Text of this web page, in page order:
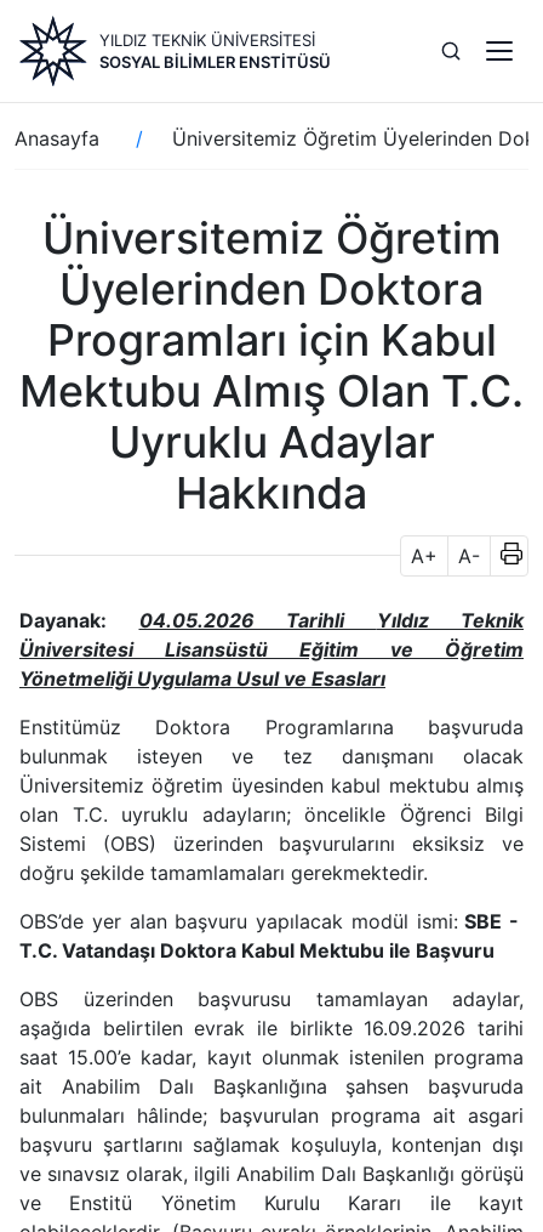
içeriğe
atla
YILDIZ TEKNİK ÜNİVERSİTESİ
SOSYAL BILIMLER ENSTITÜSÜ
Sayfa
yolu
Anasayfa Üniversitemiz Öğretim Üyelerinden
Üniversitemiz Öğretim
Üyelerinden Doktora
Programları için Kabul
Mektubu Almış Olan T.C.
Uyruklu Adaylar
Hakkında
A+ A-
Dayanak: 04.05.2026 Tarihli Yıldız Teknik
Üniversitesi Lisansüstü Eğitim ve Öğretim
Yönetmeliği Uygulama Usul ve Esasları
Enstitümüz Doktora Programlarına başvuruda
bulunmak isteyen ve tez danışmanı olacak
Üniversitemiz öğretim üyesinden kabul mektubu almış
olan T.C. uyruklu adayların; öncelikle Öğrenci Bilgi
Sistemi (OBS) üzerinden başvurularını eksiksiz ve
doğru şekilde tamamlamaları gerekmektedir.
OBS’de yer alan başvuru yapılacak modül ismi:SBE -
T.C. Vatandaşı Doktora Kabul Mektubu ile Başvuru
OBS üzerinden başvurusu tamamlayan adaylar,
aşağıda belirtilen evrak ile birlikte 16.09.2026 tarihi
saat 15.00’e kadar, kayıt olunmak istenilen programa
ait Anabilim Dalı Başkanlığına şahsen başvuruda
bulunmaları hâlinde; başvurulan programa ait asgari
başvuru şartlarını sağlamak koşuluyla, kontenjan dışı
ve sınavsız olarak, ilgili Anabilim Dalı Başkanlığı görüşü
ve Enstitü Yönetim Kurulu Kararı ile kayıt